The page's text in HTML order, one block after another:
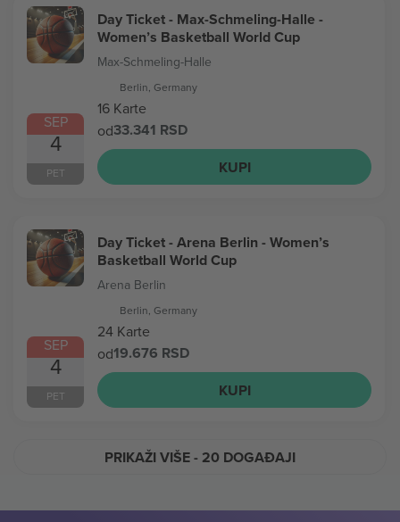
SEP
4
PET
Day Ticket - Max-Schmeling-Halle -
Women’s Basketball World Cup
Max-Schmeling-Halle
Berlin, Germany
16 Karte
od33.341 RSD
KUPI
SEP
4
PET
Day Ticket - Arena Berlin - Women’s
Basketball World Cup
Arena Berlin
Berlin, Germany
24 Karte
od19.676 RSD
KUPI
PRIKAŽI VIŠE- 20 DOGAĐAJI